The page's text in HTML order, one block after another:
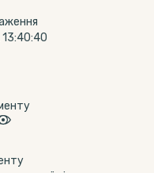
13:40:40